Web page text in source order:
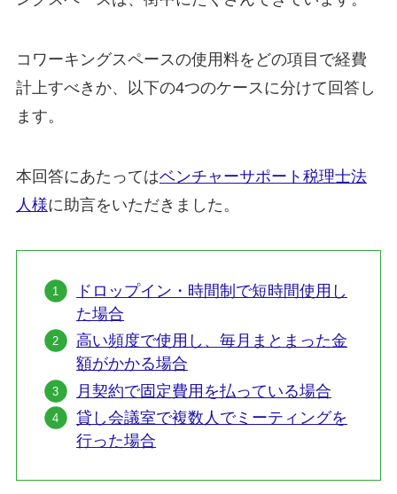
コワーキングスペースの使用料をどの項目で経費
計上すべきか、以下の4つのケースに分けて回答し
ます。
本回答にあたってはベンチャーサポート税理士法
人様に助言をいただきました。
ドロップイン・時間制で短時間使用し
た場合
高い頻度で使用し、毎月まとまった金
額がかかる場合
月契約で固定費用を払っている場合
貸し会議室で複数人でミーティングを
行った場合